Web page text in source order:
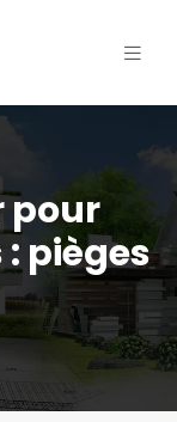
pour
pièges